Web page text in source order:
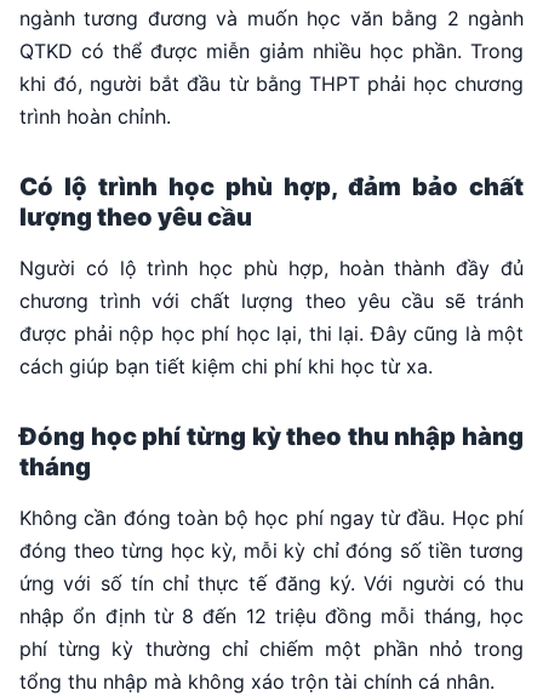
ngành tương đương và muốn học văn bằng 2 ngành
QTKD có thể được miễn giảm nhiều học phần. Trong
khi đó, người bắt đầu từ bằng THPT phải học chương
trình hoàn chỉnh.
Có lộ trình học phù hợp, đảm bảo chất
lượng theo yêu cầu
Người có lộ trình học phù hợp, hoàn thành đầy đủ
chương trình với chất lượng theo yêu cầu sẽ tránh
được phải nộp học phí học lại, thi lại. Đây cũng là một
cách giúp bạn tiết kiệm chi phí khi học từ xa.
Đóng học phí từng kỳ theo thu nhập hàng
tháng
Không cần đóng toàn bộ học phí ngay từ đầu. Học phí
đóng theo từng học kỳ, mỗi kỳ chỉ đóng số tiền tương
ứng với số tín chỉ thực tế đăng ký. Với người có thu
nhập ổn định từ 8 đến 12 triệu đồng mỗi tháng, học
phí từng kỳ thường chỉ chiếm một phần nhỏ trong
tổng thu nhập mà không xáo trộn tài chính cá nhân.